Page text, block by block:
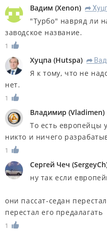
Вадим (Xenon) R
"Турбо" навряд ли
заводское название.
1
Хуцпа (Hutspa) R
Я к тому, что не
нет.
1
Владимир (Vladimen)
То есть европейцы
никто и ничего
1
Сергей Чеч (SergeyCh
ну так если
они пассат-седан
перестал его предалагать
1